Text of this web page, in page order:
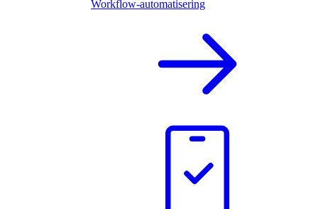
Workflow-automatisering